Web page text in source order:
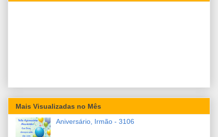
Mais Visualizadas no Mês
Aniversário, Irmão - 3106